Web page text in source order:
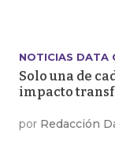
NOTICIAS DATA
Solo una de
impacto
por Redacción